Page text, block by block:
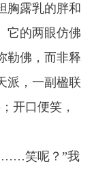
露乳的胖和
它的两眼仿佛
勒佛，而非释
派，一副楹联
开口便笑，
笑呢？”我